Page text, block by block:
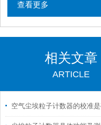
查看更多
相关文章
ARTICLE